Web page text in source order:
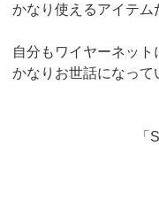
かなり使えるアイテム
自分もワイヤーネット
かなりお世話になって
「